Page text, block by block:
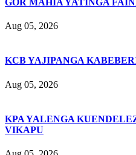
Aug 05, 2026
KCB YAJIPANGA
Aug 05, 2026
KPA YALENGA
VIKAPU